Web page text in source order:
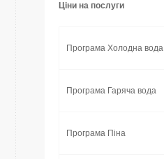
Ціни на послуги
Програма Холодна вода
Програма Гаряча вода
Програма Піна